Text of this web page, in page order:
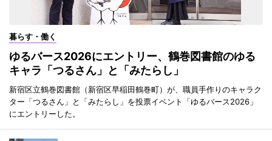
暮らす・働く
ゆるバース2026にエントリー、鶴巻図書館のゆる
キャラ「つるさん」と「みたらし」
新宿区立鶴巻図書館（新宿区早稲田鶴巻町）が、職員手作りのキャラク
ター「つるさん」と「みたらし」を投票イベント「ゆるバース2026」
にエントリーした。